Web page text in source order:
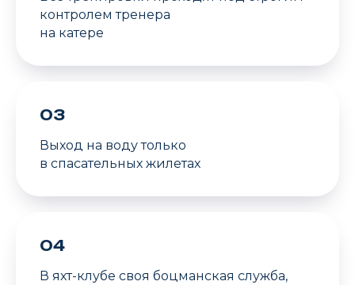
контролем тренера
на катере
03
Выход на воду только
в спасательных жилетах
04
В яхт-клубе своя боцманская служба,